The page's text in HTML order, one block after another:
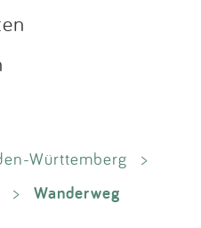
Württemberg
>
> Wanderweg